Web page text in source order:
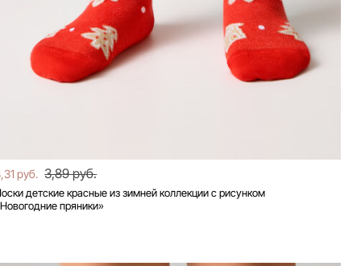
руб. 3,89 руб.
детские красные из зимней коллекции с рисунком
пряники»